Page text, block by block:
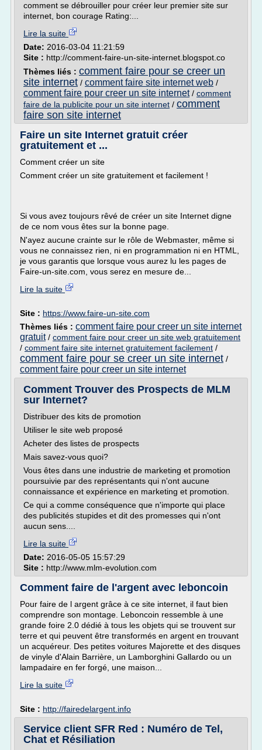
comment se débrouiller pour créer leur premier site sur
internet, bon courage Rating:...
Lire la suite
Date: 2016-03-04 11:21:59
Site : http://comment-faire-un-site-internet.blogspot.co
Thèmes liés : comment faire pour se creer un
site internet / comment faire site internet web /
comment faire pour creer un site internet/ comment
faire de la publicite pour un site internet / comment
faire son site internet
Faire un site Internet gratuit créer
gratuitement et ...
Comment créer un site
Comment créer un site gratuitement et facilement !
Si vous avez toujours rêvé de créer un site Internet digne
de ce nom vous êtes sur la bonne page.
N'ayez aucune crainte sur le rôle de Webmaster, même si
vous ne connaissez rien, ni en programmation ni en HTML,
je vous garantis que lorsque vous aurez lu les pages de
Faire-un-site.com, vous serez en mesure de...
Lire la suite
Site : https://www.faire-un-site.com
Thèmes liés : comment faire pour creer un site internet
gratuit/ comment faire pour creer un site web gratuitement
/ comment faire site internet gratuitement facilement /
comment faire pour se creer un site internet /
comment faire pour creer un site internet
Comment Trouver des Prospects de MLM
sur Internet?
Distribuer des kits de promotion
Utiliser le site web proposé
Acheter des listes de prospects
Mais savez-vous quoi?
Vous êtes dans une industrie de marketing et promotion
poursuivie par des représentants qui n'ont aucune
connaissance et expérience en marketing et promotion.
Ce qui a comme conséquence que n'importe qui place
des publicités stupides et dit des promesses qui n'ont
aucun sens....
Lire la suite
Date: 2016-05-05 15:57:29
Site : http://www.mlm-evolution.com
Comment faire de l'argent avec leboncoin
Pour faire de l argent grâce à ce site internet, il faut bien
comprendre son montage. Leboncoin ressemble à une
grande foire 2.0 dédié à tous les objets qui se trouvent sur
terre et qui peuvent être transformés en argent en trouvant
un acquéreur. Des petites voitures Majorette et des disques
de vinyle d'Alain Barrière, un Lamborghini Gallardo ou un
lampadaire en fer forgé, une maison...
Lire la suite
Site : http://fairedelargent.info
Service client SFR Red : Numéro de Tel,
Chat et Résiliation